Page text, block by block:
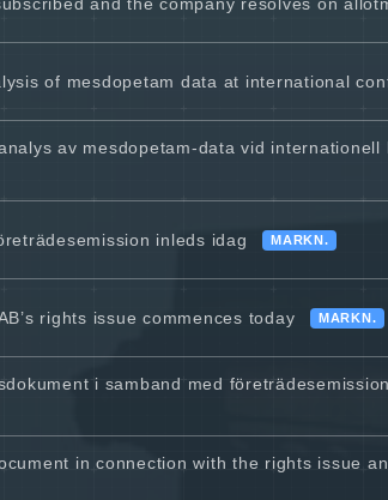
of mesdopetam data at international
av mesdopetam-data vid
inleds idag MARKN.
rights issue commences today MARKN.
i samband med
in connection with the rights issue